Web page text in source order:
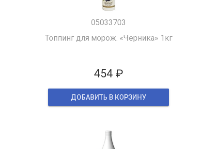
05033703
Топпинг для морож. «Черника» 1кг
454 ₽
ДОБАВИТЬ В КОРЗИНУ